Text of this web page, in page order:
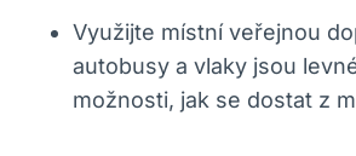
Využijte místní veřejnou
autobusy a vlaky jsou
možnosti, jak se dostat z